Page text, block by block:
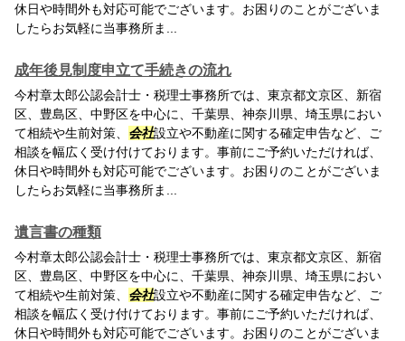
休日や時間外も対応可能でございます。お困りのことがございま
したらお気軽に当事務所ま...
成年後見制度申立て手続きの流れ
今村章太郎公認会計士・税理士事務所では、東京都文京区、新宿
区、豊島区、中野区を中心に、千葉県、神奈川県、埼玉県におい
て相続や生前対策、 会社設立や不動産に関する確定申告など、ご
相談を幅広く受け付けております。事前にご予約いただければ、
休日や時間外も対応可能でございます。お困りのことがございま
したらお気軽に当事務所ま...
遺言書の種類
今村章太郎公認会計士・税理士事務所では、東京都文京区、新宿
区、豊島区、中野区を中心に、千葉県、神奈川県、埼玉県におい
て相続や生前対策、 会社設立や不動産に関する確定申告など、ご
相談を幅広く受け付けております。事前にご予約いただければ、
休日や時間外も対応可能でございます。お困りのことがございま